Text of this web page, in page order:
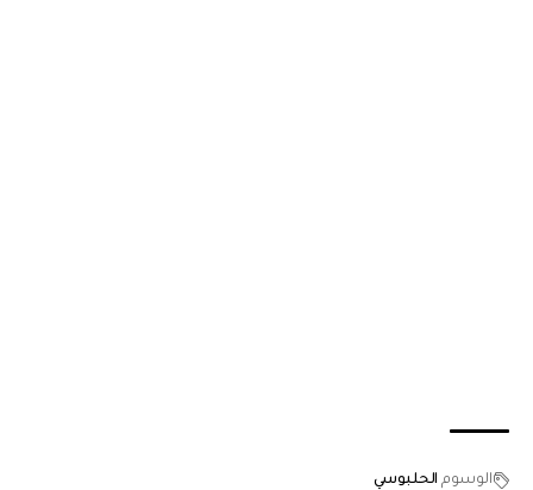
الوسوم الحلبوسي